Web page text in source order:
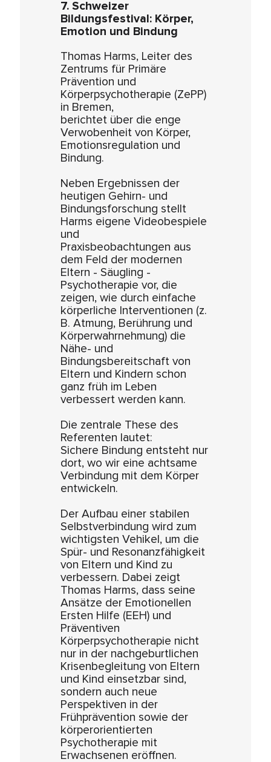
7. Schweizer
Bildungsfestival: Körper,
Emotion und Bindung
Thomas Harms, Leiter des
Zentrums für Primäre
Prävention und
Körperpsychotherapie (ZePP)
in Bremen,
berichtet über die enge
Verwobenheit von Körper,
Emotionsregulation und
Bindung.
Neben Ergebnissen der
heutigen Gehirn- und
Bindungsforschung stellt
Harms eigene Videobespiele
und
Praxisbeobachtungen aus
dem Feld der modernen
Eltern - Säugling -
Psychotherapie vor, die
zeigen, wie durch einfache
körperliche Interventionen (z.
B. Atmung, Berührung und
Körperwahrnehmung) die
Nähe- und
Bindungsbereitschaft von
Eltern und Kindern schon
ganz früh im Leben
verbessert werden kann.
Die zentrale These des
Referenten lautet:
Sichere Bindung entsteht nur
dort, wo wir eine achtsame
Verbindung mit dem Körper
entwickeln.
Der Aufbau einer stabilen
Selbstverbindung wird zum
wichtigsten Vehikel, um die
Spür- und Resonanzfähigkeit
von Eltern und Kind zu
verbessern. Dabei zeigt
Thomas Harms, dass seine
Ansätze der Emotionellen
Ersten Hilfe (EEH) und
Präventiven
Körperpsychotherapie nicht
nur in der nachgeburtlichen
Krisenbegleitung von Eltern
und Kind einsetzbar sind,
sondern auch neue
Perspektiven in der
Frühprävention sowie der
körperorientierten
Psychotherapie mit
Erwachsenen eröffnen.